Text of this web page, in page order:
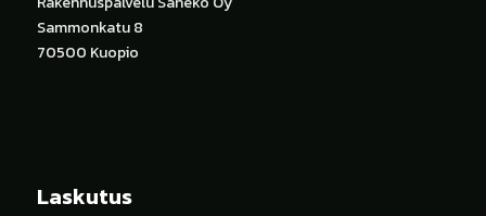
Sammonkatu 8
70500 Kuopio
Laskutus